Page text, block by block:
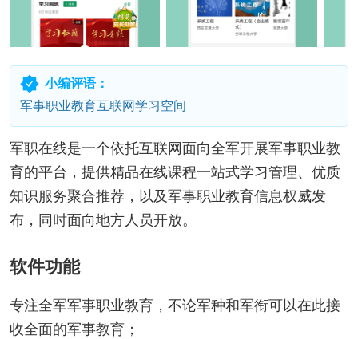
小编评语：
军事职业教育互联网学习空间
军职在线是一个依托互联网面向全军开展军事职业教
育的平台，提供精品在线课程一站式学习管理、优质
知识服务聚合推荐，以及军事职业教育信息权威发
布，同时面向地方人员开放。
软件功能
专注全军军事职业教育，不论军种和军衔可以在此接
收全面的军事教育；